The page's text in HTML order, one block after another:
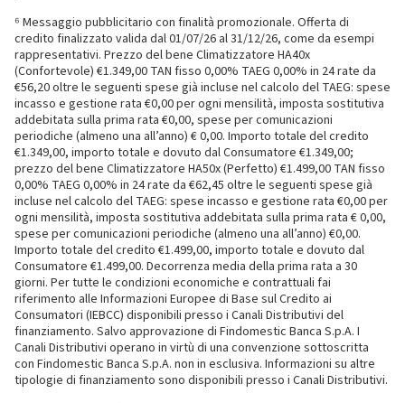
⁶ Messaggio pubblicitario con finalità promozionale. Offerta di
credito finalizzato valida dal 01/07/26 al 31/12/26, come da esempi
rappresentativi. Prezzo del bene Climatizzatore HA40x
(Confortevole) €1.349,00 TAN fisso 0,00% TAEG 0,00% in 24 rate da
€56,20 oltre le seguenti spese già incluse nel calcolo del TAEG: spese
incasso e gestione rata €0,00 per ogni mensilità, imposta sostitutiva
addebitata sulla prima rata €0,00, spese per comunicazioni
periodiche (almeno una all’anno) € 0,00. Importo totale del credito
€1.349,00, importo totale e dovuto dal Consumatore €1.349,00;
prezzo del bene Climatizzatore HA50x (Perfetto) €1.499,00 TAN fisso
0,00% TAEG 0,00% in 24 rate da €62,45 oltre le seguenti spese già
incluse nel calcolo del TAEG: spese incasso e gestione rata €0,00 per
ogni mensilità, imposta sostitutiva addebitata sulla prima rata € 0,00,
spese per comunicazioni periodiche (almeno una all’anno) €0,00.
Importo totale del credito €1.499,00, importo totale e dovuto dal
Consumatore €1.499,00. Decorrenza media della prima rata a 30
giorni. Per tutte le condizioni economiche e contrattuali fai
riferimento alle Informazioni Europee di Base sul Credito ai
Consumatori (IEBCC) disponibili presso i Canali Distributivi del
finanziamento. Salvo approvazione di Findomestic Banca S.p.A. I
Canali Distributivi operano in virtù di una convenzione sottoscritta
con Findomestic Banca S.p.A. non in esclusiva. Informazioni su altre
tipologie di finanziamento sono disponibili presso i Canali Distributivi.